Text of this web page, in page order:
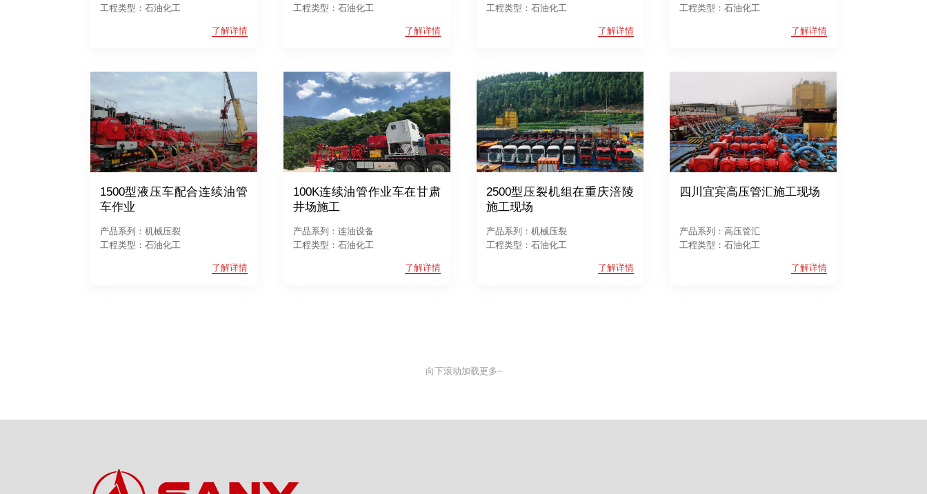
工程类型：石油化工
了解详情
工程类型：石油化工
了解详情
工程类型：石油化工
了解详情
工程类型：石油化工
了解详情
1500型液压车配合连续油管
车作业
产品系列：机械压裂
工程类型：石油化工
了解详情
100K连续油管作业车在甘肃
井场施工
产品系列：连油设备
工程类型：石油化工
了解详情
2500型压裂机组在重庆涪陵
施工现场
产品系列：机械压裂
工程类型：石油化工
了解详情
四川宜宾高压管汇施工现场
产品系列：高压管汇
工程类型：石油化工
了解详情
向下滚动加载更多~